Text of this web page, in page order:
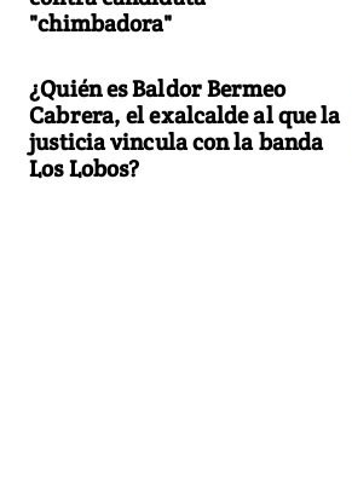
"chimbadora"
¿Quién es Baldor Bermeo
Cabrera, el exalcalde al que la
justicia vincula con la banda
Los Lobos?